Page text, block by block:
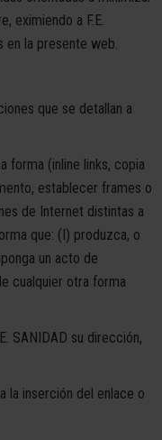
eximiendo a F.E.
en la presente web.
que se detallan a
forma (inline links, copia
establecer frames o
de Internet distintas a
que: (I) produzca, o
un acto de
cualquier otra forma
SANIDAD su dirección,
la inserción del enlace o